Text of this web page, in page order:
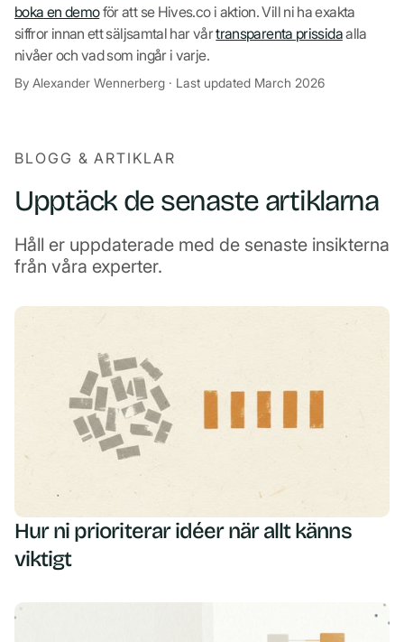
boka en demoför att se Hives.co i aktion. Vill ni ha exakta
siffror innan ett säljsamtal har vårtransparenta prissidaalla
nivåer och vad som ingår i varje.
By Alexander Wennerberg · Last updated March 2026
BLOGG & ARTIKLAR
Upptäck de senaste artiklarna
Håll er uppdaterade med de senaste insikterna
från våra experter.
Hur ni prioriterar idéer när allt känns
viktigt